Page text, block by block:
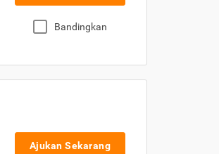
Bandingkan
Ajukan Sekarang